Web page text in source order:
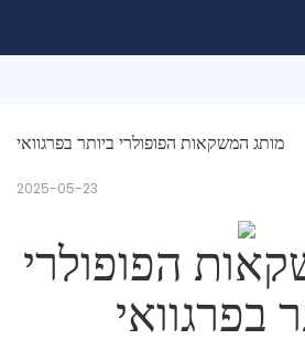
מותג המשקאות הפופולרי ביותר בפרגוואי
2025-05-23
הפופולרי
בפרגוואי